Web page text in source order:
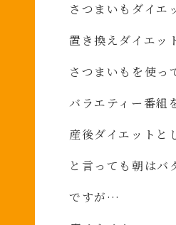
さつまいもダイエ
置き換えダイエッ
さつまいもを使っ
バラエティー番組
産後ダイエットと
と言っても朝はバ
ですが…